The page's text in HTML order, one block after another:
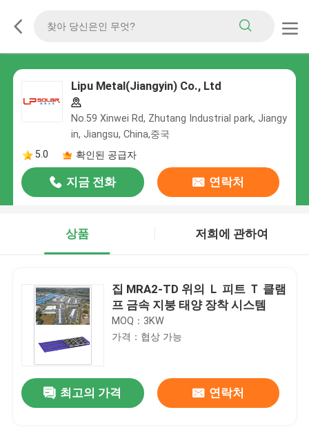
Lipu Metal(Jiangyin) Co., Ltd
No.59 Xinwei Rd, Zhutang Industrial park, Jiangy
in, Jiangsu, China,중국
5.0
확인된 공급자
지금 전화 연락처
상품 저희에 관하여
집 MRA2-TD 위의 Ｌ 피트 Ｔ 클램
프 금속 지붕 태양 장착 시스템
MOQ：3KW
가격：협상 가능
최고의 가격 연락처